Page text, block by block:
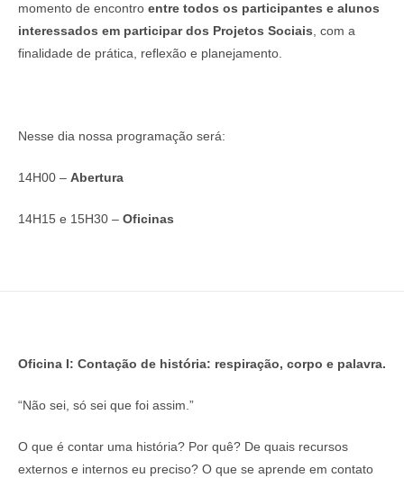
momento de encontro entre todos os participantes e alunos
interessados em participar dos Projetos Sociais, com a
finalidade de prática, reflexão e planejamento.
Nesse dia nossa programação será:
14H00 – Abertura
14H15 e 15H30 – Oficinas
Oficina I: Contação de história: respiração, corpo e palavra.
“Não sei, só sei que foi assim.”
O que é contar uma história? Por quê? De quais recursos
externos e internos eu preciso? O que se aprende em contato